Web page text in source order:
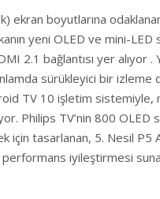
ekran boyutlarına
yeni OLED ve mini-
2.1 bağlantısı yer alıyor
sürükleyici bir
TV 10 işletim sistemiyle,
Philips TV’nin 800 OLED
için tasarlanan, 5. Nesil P5
iyileştirmesi